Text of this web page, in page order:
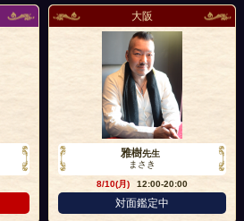
大阪
雅樹先生
まさき
8/10(月)
12:00-20:00
対面鑑定中